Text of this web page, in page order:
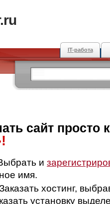
IT-работа
сайт просто
и
имя.
хостинг,
установку